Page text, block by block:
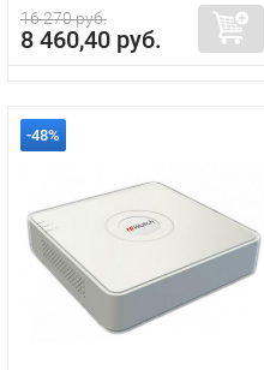
16 270 руб.
8 460,40 руб.
-48%